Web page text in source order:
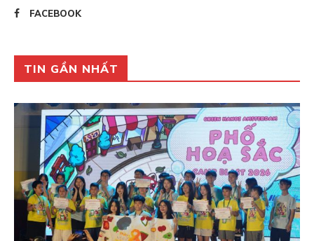
FACEBOOK
TIN GẦN NHẤT